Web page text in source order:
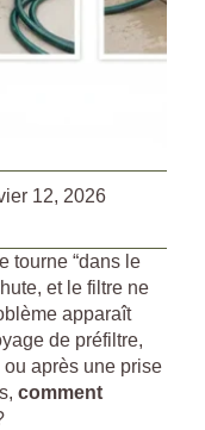
12, 2026
tourne “dans le
et le filtre ne
apparaît
de préfiltre,
après une prise
comment